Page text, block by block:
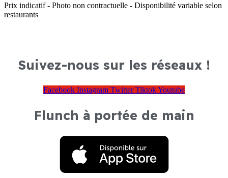
Prix indicatif - Photo non contractuelle - Disponibilité variable selon
restaurants
Suivez-nous sur les réseaux !
Facebook Instagram Twitter TiktokYoutube
Flunch à portée de main